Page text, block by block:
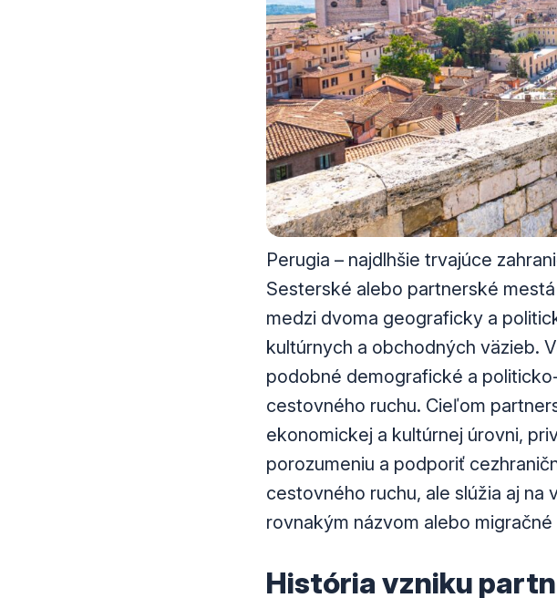
Perugia – najdlhšie trvajúce
Sesterské alebo partnerské
medzi dvoma geograficky a
kultúrnych a obchodných väzieb.
podobné demografické a
cestovného ruchu. Cieľom
ekonomickej a kultúrnej úrovni,
porozumeniu a podporiť
cestovného ruchu, ale slúžia aj na
rovnakým názvom alebo
História vzniku